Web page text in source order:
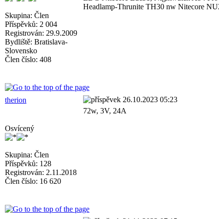
Skupina: Člen
Příspěvků: 2 004
Registrován: 29.9.2009
Bydliště: Bratislava-
Slovensko
Člen číslo: 408
Headlamp-Thrunite TH30 nw Nitecore
therion 26.10.2023 05:23
Osvícený
Skupina: Člen
Příspěvků: 128
Registrován: 2.11.2018
Člen číslo: 16 620
72w, 3V, 24A